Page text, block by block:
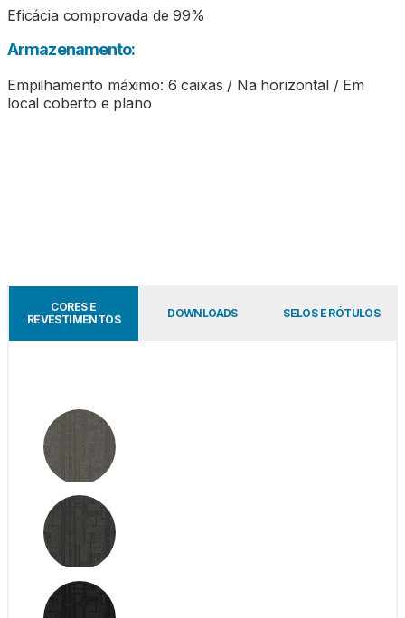
Eficácia comprovada de 99%
Armazenamento:
Empilhamento máximo: 6 caixas / Na horizontal / Em
local coberto e plano
CORES E
REVESTIMENTOS
DOWNLOADS SELOS E RÓTULOS